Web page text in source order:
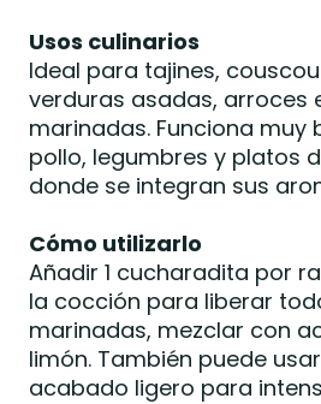
Usos culinarios
Ideal para tajines,
verduras asadas, arroces
marinadas. Funciona muy
pollo, legumbres y platos
donde se integran sus
Cómo utilizarlo
Añadir 1 cucharadita por
la cocción para liberar
marinadas, mezclar con
limón. También puede
acabado ligero para